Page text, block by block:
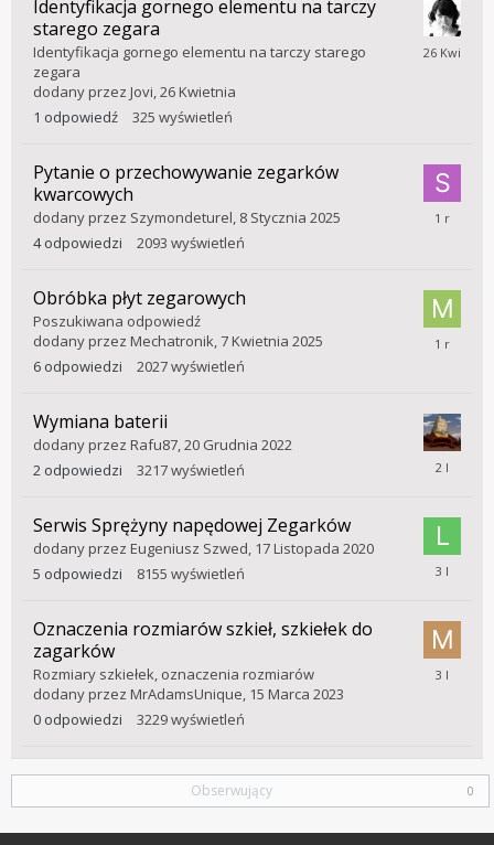
Identyfikacja gornego elementu na tarczy
starego zegara
Identyfikacja gornego elementu na tarczy starego
zegara
dodany przez Jovi,26 Kwietnia
1 odpowiedź 325 wyświetleń
26
Pytanie o przechowywanie zegarków
kwarcowych
dodany przez Szymondeturel, 8 Stycznia 2025
4 odpowiedzi 2093 wyświetleń
Obróbka płyt zegarowych
Poszukiwana odpowiedź
dodany przez Mechatronik,7 Kwietnia 2025
6 odpowiedzi 2027wyświetleń
23
Wymiana baterii
dodany przez Rafu87,20 Grudnia 2022
2 odpowiedzi 3217wyświetleń
Serwis Sprężyny napędowej Zegarków
dodany przez Eugeniusz Szwed, 17 Listopada 2020
5 odpowiedzi 8155 wyświetleń
Oznaczenia rozmiarów szkieł, szkiełek do
zagarków
Rozmiary szkiełek, oznaczenia rozmiarów
dodany przez MrAdamsUnique, 15 Marca 2023
0 odpowiedzi 3229wyświetleń
15
Obserwujący 0